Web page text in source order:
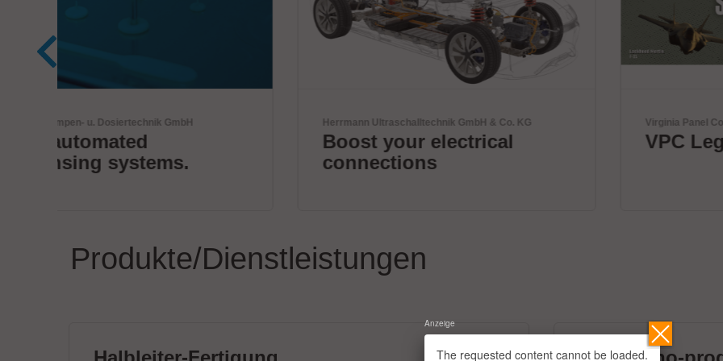
Herrmann Ultraschalltechnik GmbH & Co. KG
Boost your electrical
connections
Virginia Panel Corporation (VPC)
VPC Legacy of Success
Produkte/Dienstleistungen
The requested content cannot be loaded.
Anzeige